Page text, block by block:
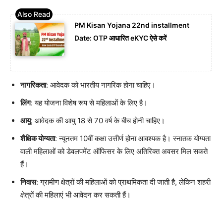
PM Kisan Yojana 22nd installment
Date: OTP आधारित eKYC ऐसे करें
नागरिकता: आवेदक को भारतीय नागरिक होना चाहिए।
लिंग: यह योजना विशेष रूप से महिलाओं के लिए है।
आयु: आवेदक की आयु 18 से 70 वर्ष के बीच होनी चाहिए।
शैक्षिक योग्यता: न्यूनतम 10वीं कक्षा उत्तीर्ण होना आवश्यक है। स्नातक योग्यता
वाली महिलाओं को डेवलपमेंट ऑफिसर के लिए अतिरिक्त अवसर मिल सकते
हैं।
निवास: ग्रामीण क्षेत्रों की महिलाओं को प्राथमिकता दी जाती है, लेकिन शहरी
क्षेत्रों की महिलाएं भी आवेदन कर सकती हैं।